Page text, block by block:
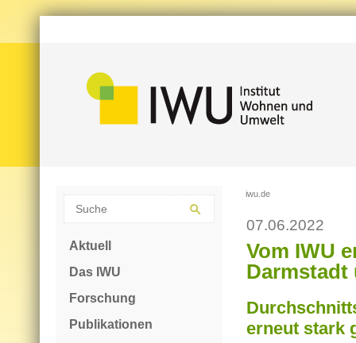
Aktuell
Das IWU
Forschung
Publikationen
iwu.de
07.06.2022
Vom IWU
Darmstadt
erneut stark